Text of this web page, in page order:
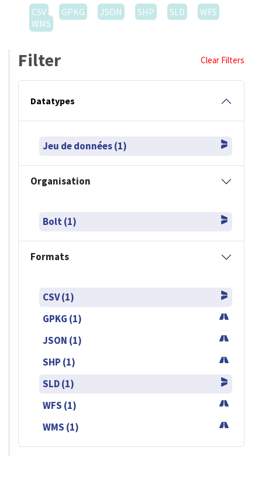
CSV
GPKG JSON SHP SLD
WFS
WMS
Filter Clear Filters
Datatypes
Jeu de données (1)
Organisation
Bolt (1)
Formats
CSV (1)
GPKG (1)
JSON (1)
SHP (1)
SLD (1)
WFS (1)
WMS (1)